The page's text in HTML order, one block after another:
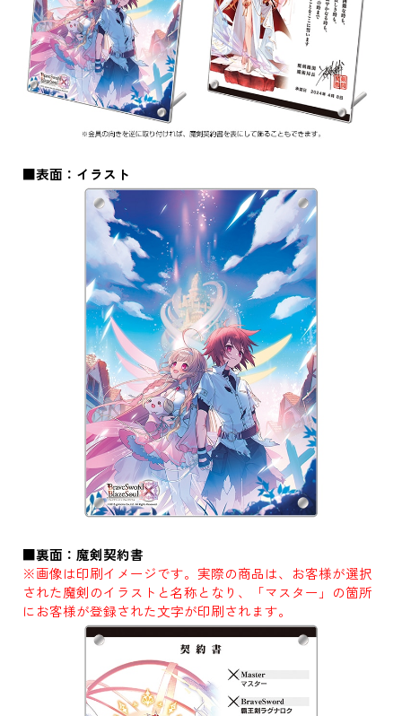
■表面：イラスト
■裏面：魔剣契約書
※画像は印刷イメージです。実際の商品は、お客様が選択
された魔剣のイラストと名称となり、「マスター」の箇所
にお客様が登録された文字が印刷されます。